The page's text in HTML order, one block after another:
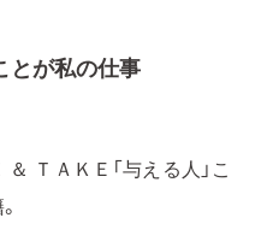
が私の仕事
ＴＡＫＥ「与える人」こ